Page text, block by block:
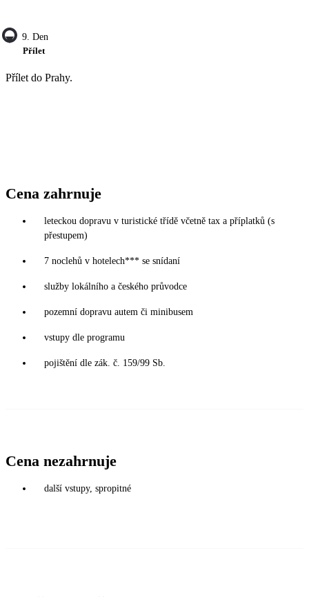
9. Den
Přílet
Přílet do Prahy.
Cena zahrnuje
leteckou dopravu v turistické třídě včetně tax a příplatků (s
přestupem)
7 noclehů v hotelech*** se snídaní
služby lokálního a českého průvodce
pozemní dopravu autem či minibusem
vstupy dle programu
pojištění dle zák. č. 159/99 Sb.
Cena nezahrnuje
další vstupy, spropitné